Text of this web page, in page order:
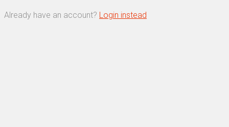
Already have an account? Login instead